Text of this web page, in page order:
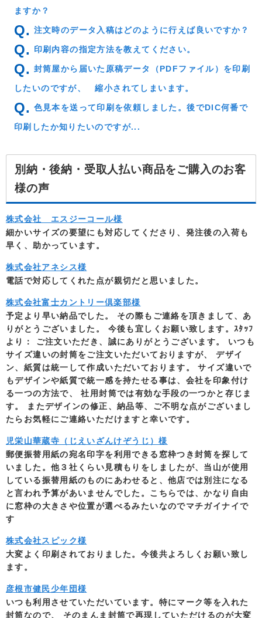
ますか？
注文時のデータ入稿はどのように行えば良いですか？
印刷内容の指定方法を教えてください。
封筒屋から届いた原稿データ（PDFファイル）を印刷
したいのですが、 縮小されてしまいます。
色見本を送って印刷を依頼しました。後でDIC何番で
印刷したか知りたいのですが...
別納・後納・受取人払い商品をご購入のお客
様の声
株式会社 エスジーコール様
細かいサイズの要望にも対応してくださり、発注後の入荷も
早く、助かっています。
株式会社アネシス様
電話で対応してくれた点が親切だと思いました。
株式会社富士カントリー倶楽部様
予定より早い納品でした。 その際もご連絡を頂きまして、あ
りがとうございました。 今後も宜しくお願い致します。ｽﾀｯﾌ
より： ご注文いただき、誠にありがとうございます。 いつも
サイズ違いの封筒をご注文いただいておりますが、 デザイ
ン、紙質は統一して作成いただいております。 サイズ違いで
もデザインや紙質で統一感を持たせる事は、会社を印象付け
る一つの方法で、 社用封筒では有効な手段の一つかと存じま
す。 またデザインの修正、納品等、ご不明な点がございまし
たらお気軽にご連絡いただけますと幸いです。
児栄山華蔵寺（じえいざんけぞうじ）様
郵便振替用紙の宛名印字を利用できる窓枠つき封筒を探して
いました。他３社くらい見積もりをしましたが、当山が使用
している振替用紙のものにあわせると、他店では別注になる
と言われ予算があいませんでした。こちらでは、かなり自由
に窓枠の大きさや位置が選べるみたいなのでマチガイナイで
す
株式会社スピック様
大変よく印刷されておりました。今後共よろしくお願い致し
ます。
彦根市健民少年団様
いつも利用させていただいています。特にマーク等を入れた
封筒なので、 そのまんま封筒で再現していただけるのが大変